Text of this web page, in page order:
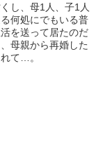
し、母1人、子1人
何処にでもいる普
を送って居たのだ
母親から再婚した
て…。